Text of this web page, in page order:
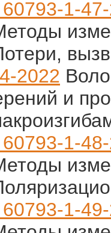
1-
2022
и
1-
1-